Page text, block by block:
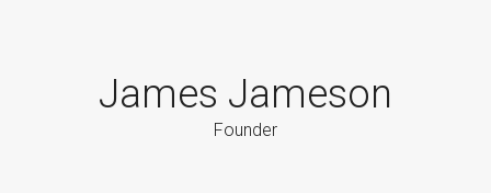
James Jameson
Founder